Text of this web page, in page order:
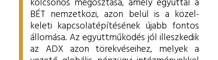
kölcsönös megosztása, amely egyúttal a
BÉT nemzetközi, azon belül is a közel-
keleti kapcsolatépítésének újabb fontos
állomása. Az együttműködés jól illeszkedik
az ADX azon törekvéseihez, melyek a